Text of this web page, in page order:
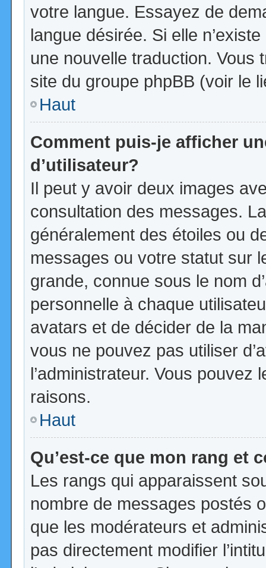
votre langue. Essayez de
langue désirée. Si elle
une nouvelle traduction. Vous
site du groupe phpBB (voir le
Haut
Comment puis-je afficher
d’utilisateur?
Il peut y avoir deux images
consultation des messages.
généralement des étoiles ou
messages ou votre statut sur
grande, connue sous le nom
personnelle à chaque
avatars et de décider de la
vous ne pouvez pas utiliser
l’administrateur. Vous
raisons.
Haut
Qu’est-ce que mon rang et
Les rangs qui apparaissent
nombre de messages postés
que les modérateurs et
pas directement modifier